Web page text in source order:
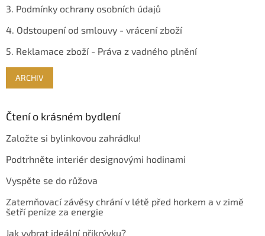
3. Podmínky ochrany osobních údajů
4. Odstoupení od smlouvy - vrácení zboží
5. Reklamace zboží - Práva z vadného plnění
ARCHIV
Čtení o krásném bydlení
Založte si bylinkovou zahrádku!
Podtrhněte interiér designovými hodinami
Vyspěte se do růžova
Zatemňovací závěsy chrání v létě před horkem a v zimě
šetří peníze za energie
Jak vybrat ideální přikrývku?